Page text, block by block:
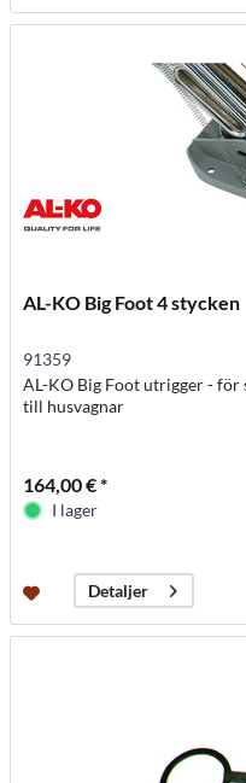
AL-KO Big Foot 4 stycken
91359
AL-KO Big Foot utrigger -
till husvagnar
164,00 € *
I lager
Detaljer